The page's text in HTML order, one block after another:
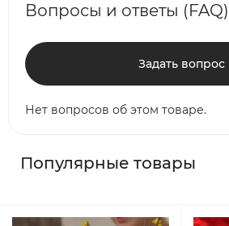
Вопросы и ответы (FAQ)
Задать вопрос
Нет вопросов об этом товаре.
Популярные товары